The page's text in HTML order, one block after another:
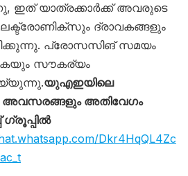
ഇത് യാത്രക്കാർക്ക് അവരുടെ
ദ്രാവകങ്ങളും
പ്രോസസിങ് സമയം
സൗകര്യം
യുഎഇയിലെ
അവസരങ്ങളും അതിവേഗം
Dkr4HqQL4Zc